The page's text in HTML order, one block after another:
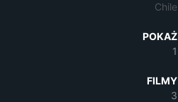
Chile
POKAŻ
1
FILMY
3